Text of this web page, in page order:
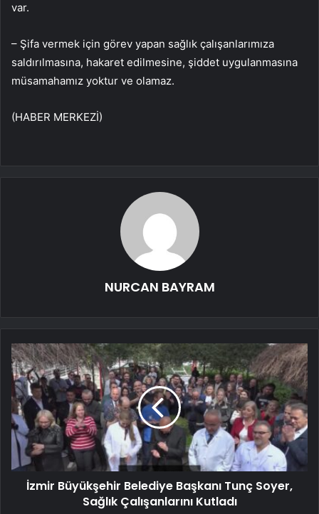
var.
– Şifa vermek için görev yapan sağlık çalışanlarımıza
saldırılmasına, hakaret edilmesine, şiddet uygulanmasına
müsamahamız yoktur ve olamaz.
(HABER MERKEZİ)
NURCAN BAYRAM
İzmir Büyükşehir Belediye Başkanı Tunç Soyer,
Sağlık Çalışanlarını Kutladı